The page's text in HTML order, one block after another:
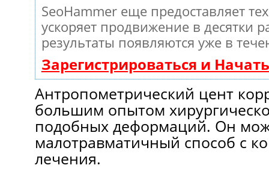
SeoHammer еще предоставляет
ускоряет продвижение в десятки
результаты появляются уже в
Зарегистрироваться и
Антропометрический цент
большим опытом
подобных деформаций. Он
малотравматичный способ с
лечения.